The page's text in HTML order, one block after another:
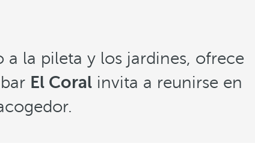
a la pileta y los jardines, ofrece
El Coral invita a reunirse en